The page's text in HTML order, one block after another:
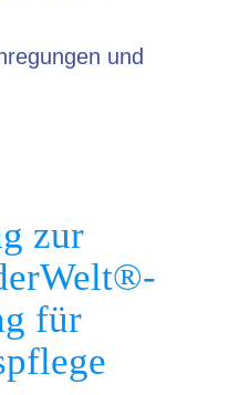
und
zur
für